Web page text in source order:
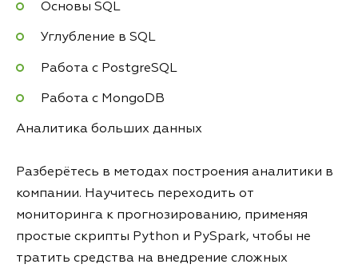
Основы SQL
Углубление в SQL
Работа с PostgreSQL
Работа с MongoDB
Аналитика больших данных
Разберётесь в методах построения аналитики в
компании. Научитесь переходить от
мониторинга к прогнозированию, применяя
простые скрипты Python и PySpark, чтобы не
тратить средства на внедрение сложных